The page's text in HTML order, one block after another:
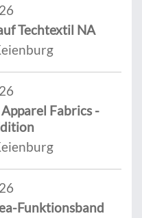
Techtextil NA
Fabrics -
Funktionsband